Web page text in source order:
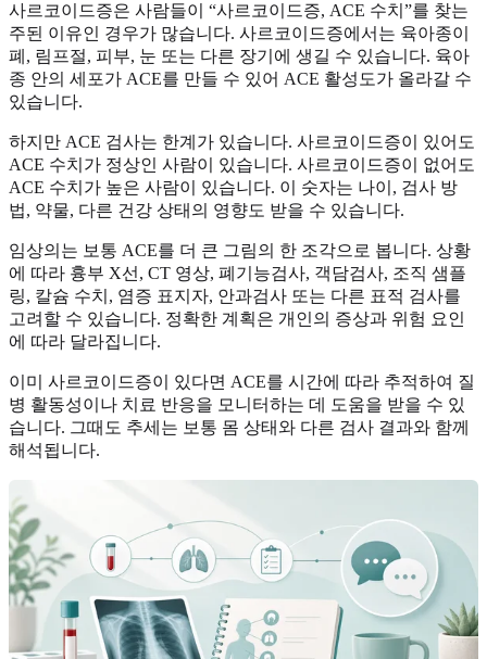
사르코이드증은 사람들이 “사르코이드증, ACE 수치”를 찾는
주된 이유인 경우가 많습니다. 사르코이드증에서는 육아종이
폐, 림프절, 피부, 눈 또는 다른 장기에 생길 수 있습니다. 육아
종 안의 세포가 ACE를 만들 수 있어 ACE 활성도가 올라갈 수
있습니다.
하지만 ACE 검사는 한계가 있습니다. 사르코이드증이 있어도
ACE 수치가 정상인 사람이 있습니다. 사르코이드증이 없어도
ACE 수치가 높은 사람이 있습니다. 이 숫자는 나이, 검사 방
법, 약물, 다른 건강 상태의 영향도 받을 수 있습니다.
임상의는 보통 ACE를 더 큰 그림의 한 조각으로 봅니다. 상황
에 따라 흉부 X선, CT 영상, 폐기능검사, 객담검사, 조직 샘플
링, 칼슘 수치, 염증 표지자, 안과검사 또는 다른 표적 검사를
고려할 수 있습니다. 정확한 계획은 개인의 증상과 위험 요인
에 따라 달라집니다.
이미 사르코이드증이 있다면 ACE를 시간에 따라 추적하여 질
병 활동성이나 치료 반응을 모니터하는 데 도움을 받을 수 있
습니다. 그때도 추세는 보통 몸 상태와 다른 검사 결과와 함께
해석됩니다.